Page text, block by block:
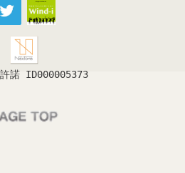
The Clarinet
Ocarina
許諾 ID000005373